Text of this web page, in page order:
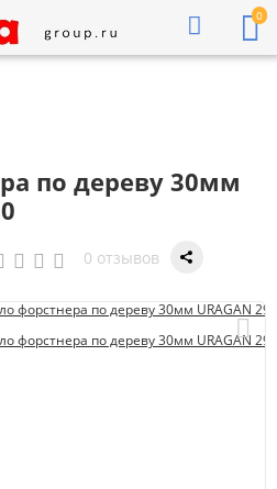
0
по дереву 30мм
0 отзывов